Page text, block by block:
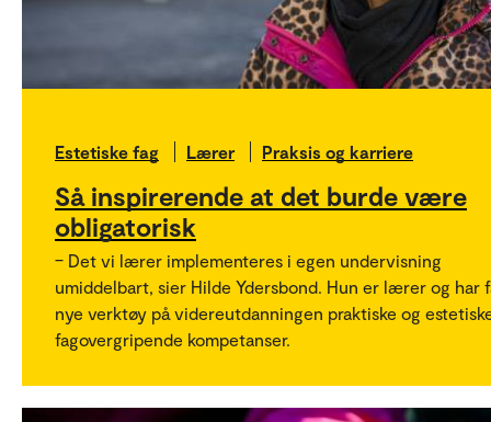
Estetiske fag Lærer Praksis og karriere
Så inspirerende at det burde være
obligatorisk
– Det vi lærer implementeres i egen undervisning
umiddelbart, sier Hilde Ydersbond. Hun er lærer og har
nye verktøy på videreutdanningen praktiske og
fagovergripende kompetanser.